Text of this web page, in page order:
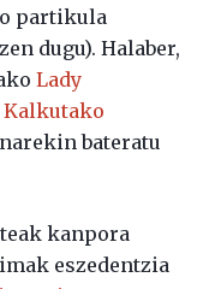
partikula
dugu). Halaber,
Lady
Kalkutako
bateratu
kanpora
eszedentzia